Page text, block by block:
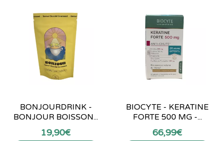
BONJOURDRINK -
BONJOUR BOISSON...
19,90€
BIOCYTE - KERATINE
FORTE 500 MG -...
66,99€